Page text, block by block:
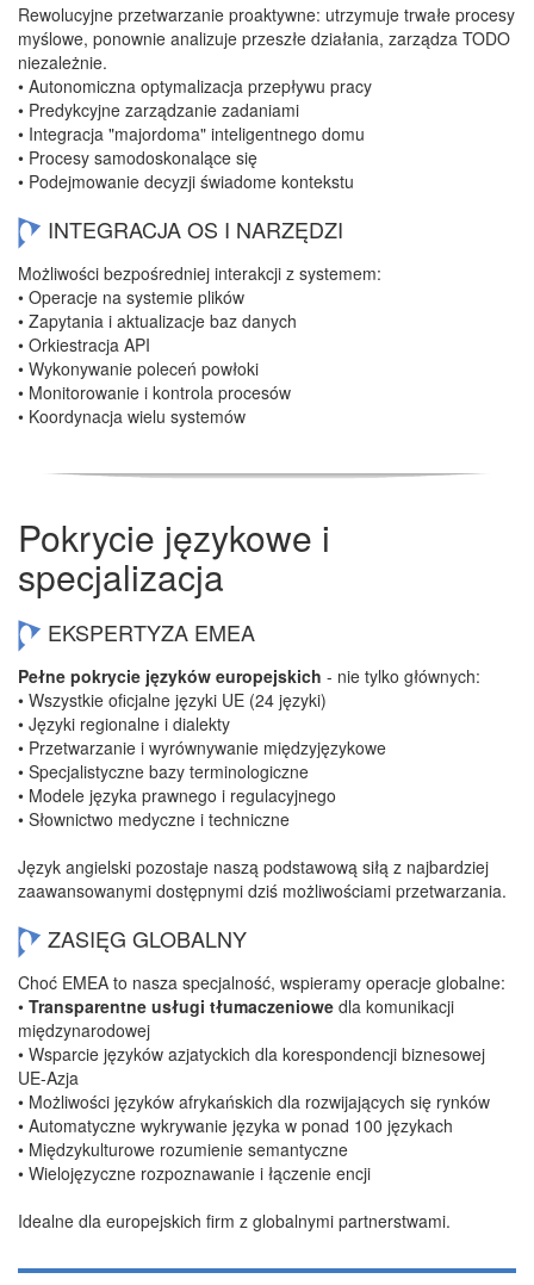
Rewolucyjne przetwarzanie proaktywne: utrzymuje trwałe procesy
myślowe, ponownie analizuje przeszłe działania, zarządza TODO
niezależnie.
• Autonomiczna optymalizacja przepływu pracy
• Predykcyjne zarządzanie zadaniami
• Integracja "majordoma" inteligentnego domu
• Procesy samodoskonalące się
• Podejmowanie decyzji świadome kontekstu
INTEGRACJA OS I NARZĘDZI
Możliwości bezpośredniej interakcji z systemem:
• Operacje na systemie plików
• Zapytania i aktualizacje baz danych
• Orkiestracja API
• Wykonywanie poleceń powłoki
• Monitorowanie i kontrola procesów
• Koordynacja wielu systemów
Pokrycie językowe i
specjalizacja
EKSPERTYZA EMEA
Pełne pokrycie języków europejskich - nie tylko głównych:
• Wszystkie oficjalne języki UE (24 języki)
• Języki regionalne i dialekty
• Przetwarzanie i wyrównywanie międzyjęzykowe
• Specjalistyczne bazy terminologiczne
• Modele języka prawnego i regulacyjnego
• Słownictwo medyczne i techniczne
Język angielski pozostaje naszą podstawową siłą z najbardziej
zaawansowanymi dostępnymi dziś możliwościami przetwarzania.
ZASIĘG GLOBALNY
Choć EMEA to nasza specjalność, wspieramy operacje globalne:
• Transparentne usługi tłumaczeniowe dla komunikacji
międzynarodowej
• Wsparcie języków azjatyckich dla korespondencji biznesowej
UE-Azja
• Możliwości języków afrykańskich dla rozwijających się rynków
• Automatyczne wykrywanie języka w ponad 100 językach
• Międzykulturowe rozumienie semantyczne
• Wielojęzyczne rozpoznawanie i łączenie encji
Idealne dla europejskich firm z globalnymi partnerstwami.